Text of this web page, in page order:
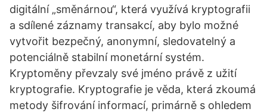
digitální „směnárnou“, která využívá kryptografii
a sdílené záznamy transakcí, aby bylo možné
vytvořit bezpečný, anonymní, sledovatelný a
potenciálně stabilní monetární systém.
Kryptoměny převzaly své jméno právě z užití
kryptografie. Kryptografie je věda, která zkoumá
metody šifrování informací, primárně s ohledem